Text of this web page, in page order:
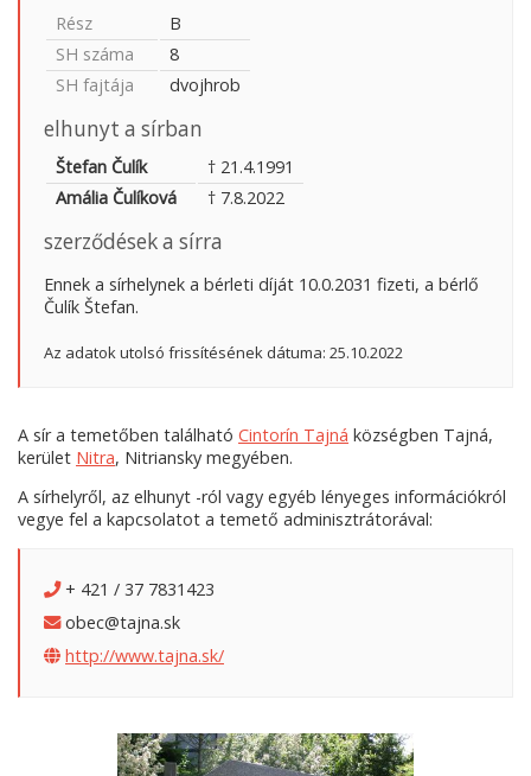
Rész
B
SH száma
8
SH fajtája
dvojhrob
elhunyt a sírban
Štefan Čulík
† 21.4.1991
Amália Čulíková
† 7.8.2022
szerződések a sírra
Ennek a sírhelynek a bérleti díját 10.0.2031 fizeti, a bérlő
Čulík Štefan.
Az adatok utolsó frissítésének dátuma: 25.10.2022
A sír a temetőben található Cintorín Tajná községben Tajná,
kerület Nitra, Nitriansky megyében.
A sírhelyről, az elhunyt -ról vagy egyéb lényeges információkról
vegye fel a kapcsolatot a temető adminisztrátorával:
+ 421 / 37 7831423
obec@tajna.sk
http://www.tajna.sk/